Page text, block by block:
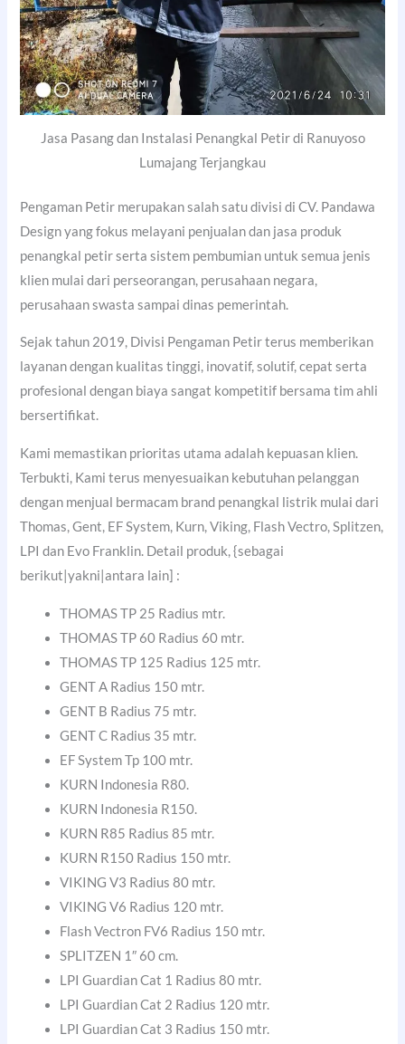
Jasa Pasang dan Instalasi Penangkal Petir di Ranuyoso
Lumajang Terjangkau
Pengaman Petir merupakan salah satu divisi di CV. Pandawa
Design yang fokus melayani penjualan dan jasa produk
penangkal petir serta sistem pembumian untuk semua jenis
klien mulai dari perseorangan, perusahaan negara,
perusahaan swasta sampai dinas pemerintah.
Sejak tahun 2019, Divisi Pengaman Petir terus memberikan
layanan dengan kualitas tinggi, inovatif, solutif, cepat serta
profesional dengan biaya sangat kompetitif bersama tim ahli
bersertifikat.
Kami memastikan prioritas utama adalah kepuasan klien.
Terbukti, Kami terus menyesuaikan kebutuhan pelanggan
dengan menjual bermacam brand penangkal listrik mulai dari
Thomas, Gent, EF System, Kurn, Viking, Flash Vectro, Splitzen,
LPI dan Evo Franklin. Detail produk, {sebagai
berikut|yakni|antara lain] :
THOMAS TP 25 Radius mtr.
THOMAS TP 60 Radius 60 mtr.
THOMAS TP 125 Radius 125 mtr.
GENT A Radius 150 mtr.
GENT B Radius 75 mtr.
GENT C Radius 35 mtr.
EF System Tp 100 mtr.
KURN Indonesia R80.
KURN Indonesia R150.
KURN R85 Radius 85 mtr.
KURN R150 Radius 150 mtr.
VIKING V3 Radius 80 mtr.
VIKING V6 Radius 120 mtr.
Flash Vectron FV6 Radius 150 mtr.
SPLITZEN 1″ 60 cm.
LPI Guardian Cat 1 Radius 80 mtr.
LPI Guardian Cat 2 Radius 120 mtr.
LPI Guardian Cat 3 Radius 150 mtr.